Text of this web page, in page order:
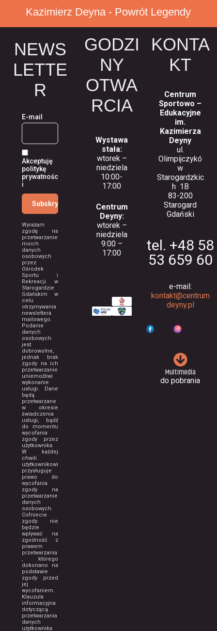
Kazimierz Deyna - Powrót Legendy
NEWS
LETTE
R
E-mail
Akceptuję
politykę
prywatnośc
i
Wyrażam
zgodę na
przetwarzanie
moich
danych
osobowych
przez
Ośrodek
Sportu i
Rekreacji w
Starogardzie
Gdańskim w
celu
otrzymywania
newslettera
mailowego.
Podanie
danych
osobowych
jest
dobrowolne,
jednak brak
zgody na ich
przetwarzanie
uniemożliwi
wykonanie
usługi. Dane
będą
przetwarzane
w okresie
świadczenia
usługi, bądź
do momentu
wycofania
zgody przez
użytkownika.
W każdej
chwili
użytkownikowi
przysługuje
prawo do
wycofania
zgody na
przetwarzanie
danych
osobowych.
Cofniecie
zgody nie
będzie
wpływać na
zgodność z
prawem
przetwarzania
, którego
dokonano na
podstawie
zgody przed
jej
wycofaniem.
Klauzula
informacyjna
dotyczącą
przetwarzania
danych
użytkownika
GODZI
NY
OTWA
RCIA
Wystawa
stała:
wtorek –
niedziela
10:00-
17:00
Centrum
Deyny:
wtorek –
niedziela
9:00 –
17:00
KONTA
KT
Centrum
Sportowo –
Edukacyjne
im.
Kazimierza
Deyny
ul.
Olimpijczykó
w
Starogardzkic
h 1B
83-200
Starogard
Gdański
tel. +48 58
53 659 60
e-mail:
kontakt@centrum
deyny.pl
Multimedia
do pobrania